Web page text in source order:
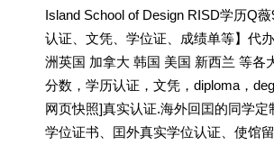
Island School of Design RISD学历Q
认证、文凭、学位证、成绩单等】代
洲英国 加拿大 韩国 美国 新西兰 等各
分数，学历认证，文凭，diploma，
网页快照]真实认证.海外回囯的同学定
学位证书、囯外真实学位认证、使馆